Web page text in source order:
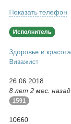
Показать телефон
Исполнитель
Здоровье и красота
Визажист
26.06.2018
8 лет 2 мес. назад
1591
10660